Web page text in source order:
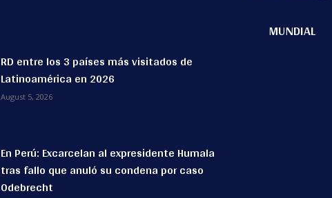
RD entre los 3 países más visitados de
Latinoamérica en 2026
August 5, 2026
En Perú: Excarcelan al expresidente Humala
tras fallo que anuló su condena por caso
Odebrecht
MUNDIAL